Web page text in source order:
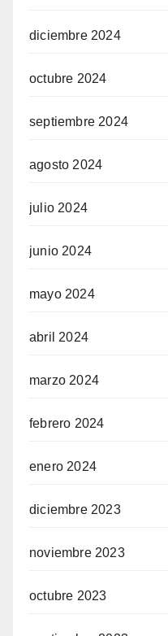
diciembre 2024
octubre 2024
septiembre 2024
agosto 2024
julio 2024
junio 2024
mayo 2024
abril 2024
marzo 2024
febrero 2024
enero 2024
diciembre 2023
noviembre 2023
octubre 2023